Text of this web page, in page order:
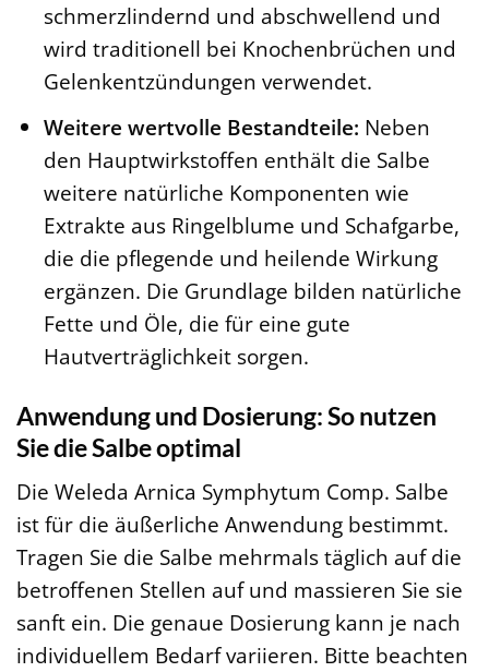
schmerzlindernd und abschwellend und
wird traditionell bei Knochenbrüchen und
Gelenkentzündungen verwendet.
Weitere wertvolle Bestandteile: Neben
den Hauptwirkstoffen enthält die Salbe
weitere natürliche Komponenten wie
Extrakte aus Ringelblume und Schafgarbe,
die die pflegende und heilende Wirkung
ergänzen. Die Grundlage bilden natürliche
Fette und Öle, die für eine gute
Hautverträglichkeit sorgen.
Anwendung und Dosierung: So nutzen
Sie die Salbe optimal
Die Weleda Arnica Symphytum Comp. Salbe
ist für die äußerliche Anwendung bestimmt.
Tragen Sie die Salbe mehrmals täglich auf die
betroffenen Stellen auf und massieren Sie sie
sanft ein. Die genaue Dosierung kann je nach
individuellem Bedarf variieren. Bitte beachten